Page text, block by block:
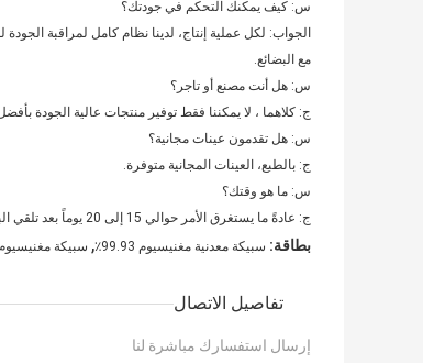
س: كيف يمكنك التحكم في جودتك؟
الجواب: لكل عملية إنتاج، لدينا نظام كامل لمراقبة
مع البضائع.
س: هل أنت مصنع أو تاجر؟
ج: كلاهما ، لا يمكننا فقط توفير منتجات عالية الجودة
س: هل تقدمون عينات مجانية؟
ج: بالطبع، العينات المجانية متوفرة.
س: ما هو وقتك؟
ج: عادةً ما يستغرق الأمر حوالي 15 إلى 20 يوماً بعد تلقي البريد الإلكتروني.
بطاقة: سبيكة معدنية مغنيسيوم 99.93٪ , سبيكة مغنيسيوم 7.5 كجم
تفاصيل الاتصال
إرسال استفسارك مباشرة لنا